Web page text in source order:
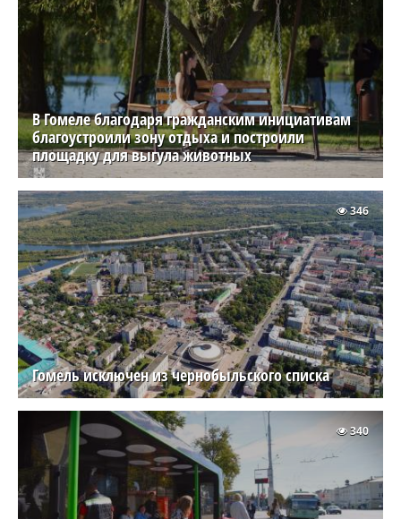
В Гомеле благодаря гражданским инициативам
благоустроили зону отдыха и построили
площадку для выгула животных
Гомель исключен из чернобыльского списка
346
340